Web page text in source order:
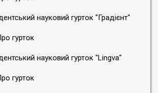
науковий гурток "Градієнт"
гурток
науковий гурток "Lingva"
гурток